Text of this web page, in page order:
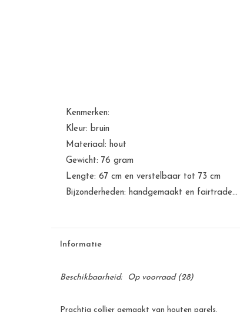
Kenmerken:
Kleur: bruin
Materiaal: hout
Gewicht: 76 gram
Lengte: 67 cm en verstelbaar tot 73 cm
Bijzonderheden: handgemaakt en fairtrade...
Informatie
Beschikbaarheid: Op voorraad(28)
Prachtig collier gemaakt van houten parels.